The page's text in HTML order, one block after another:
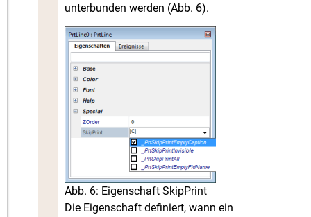
unterbunden werden (Abb. 6).
Abb. 6: Eigenschaft SkipPrint
Die Eigenschaft definiert, wann ein